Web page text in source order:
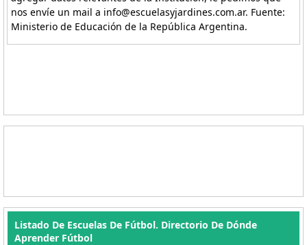
nos envíe un mail a info@escuelasyjardines.com.ar. Fuente:
Ministerio de Educación de la República Argentina.
Listado De Escuelas De Fútbol. Directorio De Dónde
Aprender Fútbol